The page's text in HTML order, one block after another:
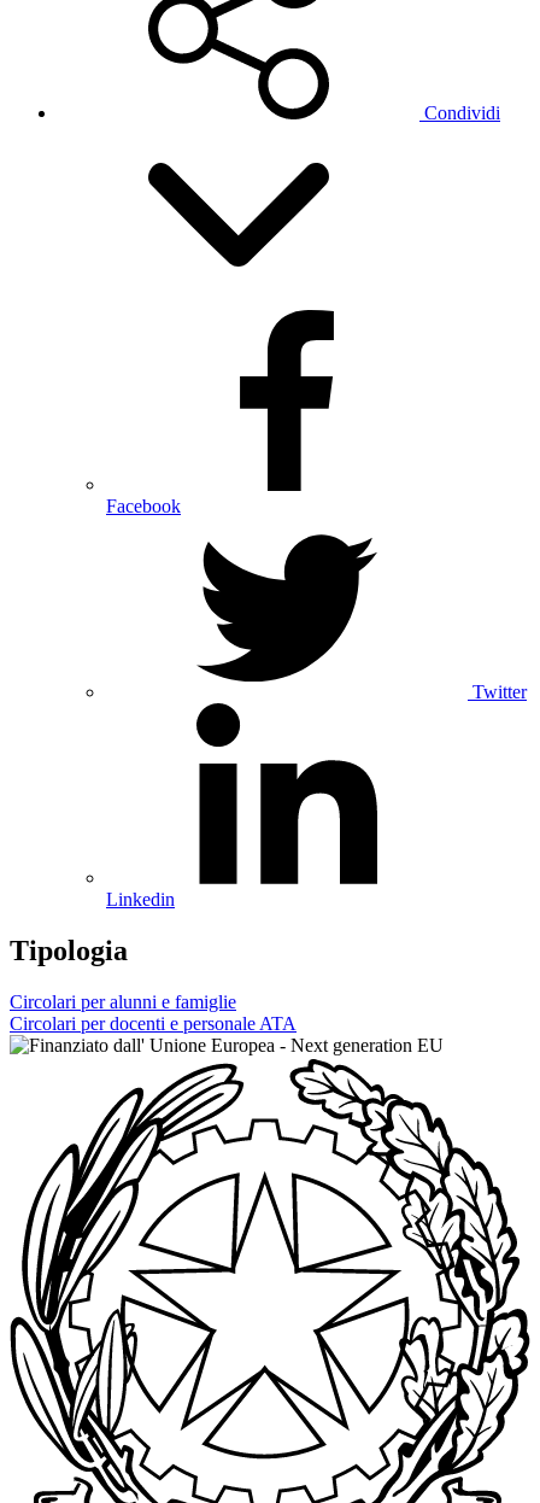
Condividi
Facebook
Twitter
Linkedin
Tipologia
Circolari per alunni e famiglie
Circolari per docenti e personale ATA